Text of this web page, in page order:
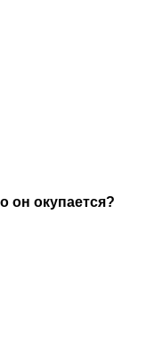
он окупается?